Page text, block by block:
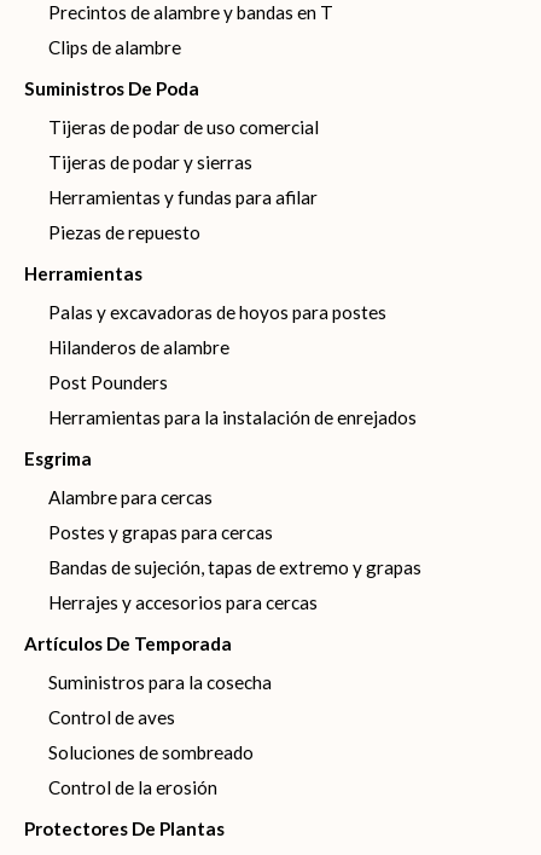
Precintos de alambre y bandas en T
Clips de alambre
Suministros De Poda
Tijeras de podar de uso comercial
Tijeras de podar y sierras
Herramientas y fundas para afilar
Piezas de repuesto
Herramientas
Palas y excavadoras de hoyos para postes
Hilanderos de alambre
Post Pounders
Herramientas para la instalación de enrejados
Esgrima
Alambre para cercas
Postes y grapas para cercas
Bandas de sujeción, tapas de extremo y grapas
Herrajes y accesorios para cercas
Artículos De Temporada
Suministros para la cosecha
Control de aves
Soluciones de sombreado
Control de la erosión
Protectores De Plantas